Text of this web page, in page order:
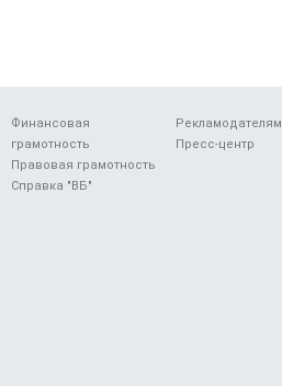
Финансовая
грамотность
Правовая грамотность
Справка "ВБ"
Рекламодателям
Пресс-центр